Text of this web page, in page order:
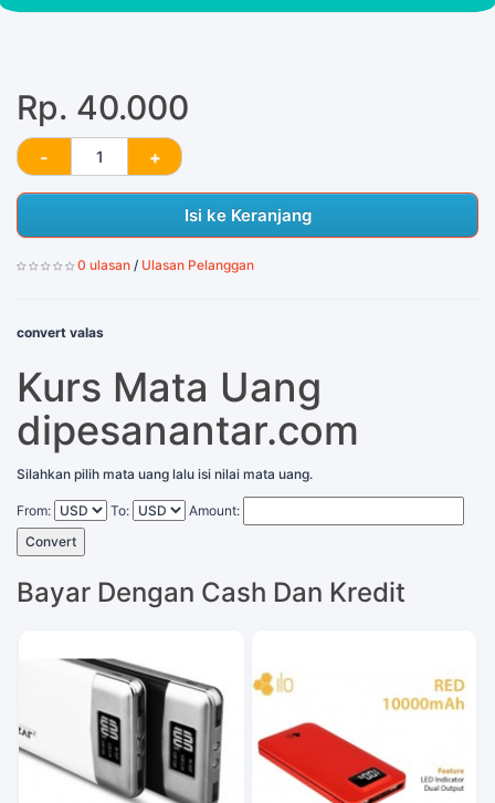
Rp. 40.000
Isi ke Keranjang
0 ulasan / Ulasan Pelanggan
convert valas
Kurs Mata Uang
dipesanantar.com
Silahkan pilih mata uang lalu isi nilai mata uang.
From: To:
Amount:
Convert
Bayar Dengan Cash Dan Kredit